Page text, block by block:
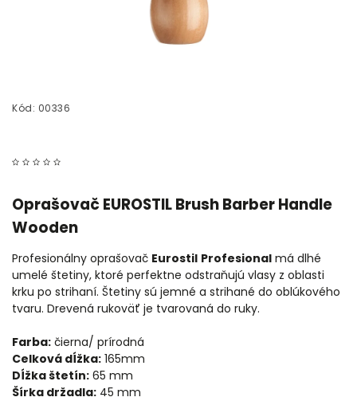
Kód: 00336
Oprašovač EUROSTIL Brush Barber Handle
Wooden
Profesionálny oprašovač Eurostil Profesional má dlhé
umelé štetiny, ktoré perfektne odstraňujú vlasy z oblasti
krku po strihaní. Štetiny sú jemné a strihané do oblúkového
tvaru. Drevená rukoväť je tvarovaná do ruky.
Farba: čierna/ prírodná
Celková dĺžka: 165mm
Dĺžka štetín: 65 mm
Šírka držadla: 45 mm